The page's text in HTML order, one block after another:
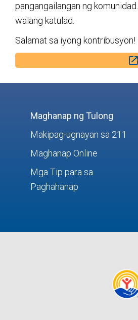
pangangailangan ng
walang katulad.
Salamat sa iyong kontribusyon!
Maghanap ng Tulong
Makipag-ugnayan sa 211
Maghanap Online
Mga Tip para sa
Paghahanap